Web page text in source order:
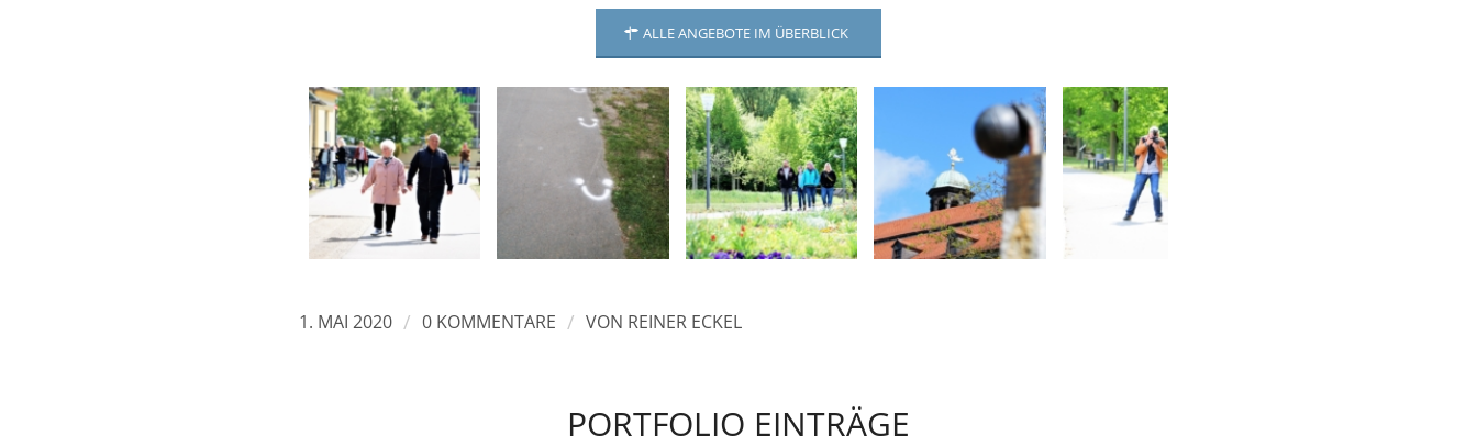
ALLE ANGEBOTE IM ÜBERBLICK
1. MAI 2020 / 0 KOMMENTARE / VON REINER ECKEL
PORTFOLIO EINTRÄGE